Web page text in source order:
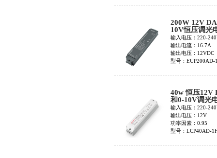
200W 12V
10V恒压调光
EUP200AD-
输入电压：220-
输出电流：16.7A
输出电压：12VDC
型号：EUP200AD-
40w 恒压12V
和0-10V调光
LCP40AD-
输入电压：220-
输出电压：12V
功率因素：0.95
型号：LCP40AD-